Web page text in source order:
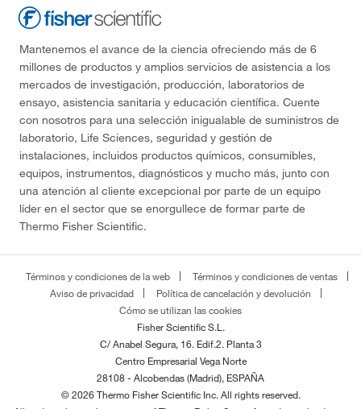
Mantenemos el avance de la ciencia ofreciendo más de 6
millones de productos y amplios servicios de asistencia a los
mercados de investigación, producción, laboratorios de
ensayo, asistencia sanitaria y educación científica. Cuente
con nosotros para una selección inigualable de suministros de
laboratorio, Life Sciences, seguridad y gestión de
instalaciones, incluidos productos químicos, consumibles,
equipos, instrumentos, diagnósticos y mucho más, junto con
una atención al cliente excepcional por parte de un equipo
líder en el sector que se enorgullece de formar parte de
Thermo Fisher Scientific.
Términos y condiciones de la web
Términos y condiciones de ventas
Aviso de privacidad
Política de cancelación y devolución
Cómo se utilizan las cookies
Fisher Scientific S.L.
C/ Anabel Segura, 16. Edif.2. Planta 3
Centro Empresarial Vega Norte
28108 - Alcobendas (Madrid), ESPAÑA
© 2026 Thermo Fisher Scientific Inc. All rights reserved.